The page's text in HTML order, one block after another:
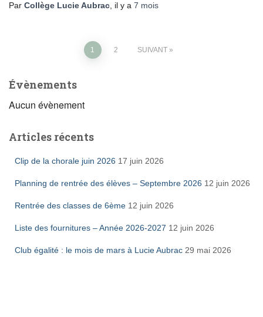
Par Collège Lucie Aubrac, il y a 7 mois
Pagination
des
publications
1 2 SUIVANT
Évènements
Aucun évènement
Articles récents
Clip de la chorale juin 2026 17 juin 2026
Planning de rentrée des élèves – Septembre 2026 12 juin 2026
Rentrée des classes de 6ème 12 juin 2026
Liste des fournitures – Année 2026-2027 12 juin 2026
Club égalité : le mois de mars à Lucie Aubrac 29 mai 2026